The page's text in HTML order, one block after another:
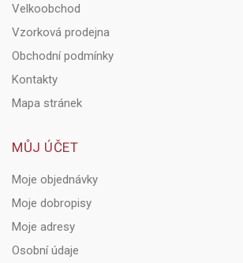
Velkoobchod
Vzorková prodejna
Obchodní podmínky
Kontakty
Mapa stránek
MŮJ ÚČET
Moje objednávky
Moje dobropisy
Moje adresy
Osobní údaje